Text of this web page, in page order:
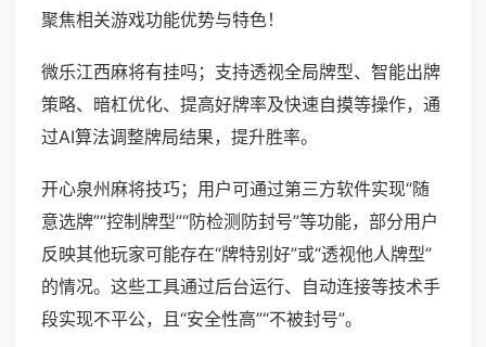
聚焦相关游戏功能优势与特色！
微乐江西麻将有挂吗；支持透视全局牌型、智能出牌
策略、暗杠优化、提高好牌率及快速自摸等操作，通
过AI算法调整牌局结果，提升胜率。
开心泉州麻将技巧；用户可通过第三方软件实现“随
意选牌”“控制牌型”“防检测防封号”等功能，部分用户
反映其他玩家可能存在“牌特别好”或“透视他人牌型”
的情况。这些工具通过后台运行、自动连接等技术手
段实现不平公，且“安全性高”“不被封号”。